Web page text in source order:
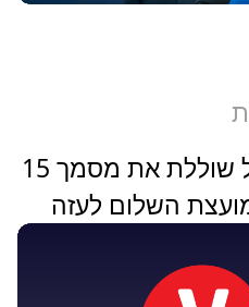
נתניהו: ישראל שוללת את מסמך 15
השלום לעזה